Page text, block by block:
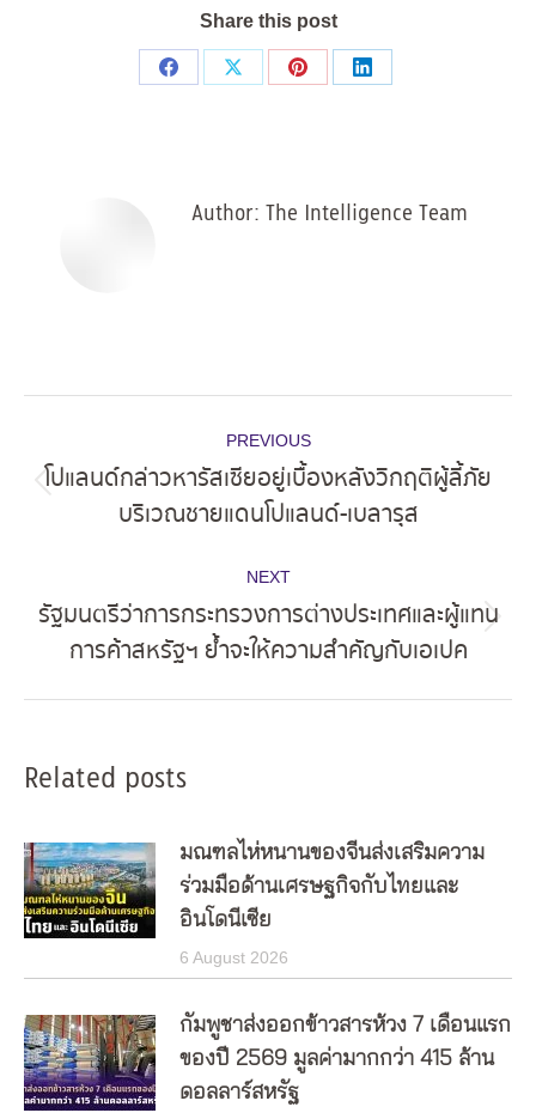
Share this post
Share
Share
Share
Share
Author: The Intelligence Team
navigation
PREVIOUS
Previous
post:
โปแลนด์กล่าวหารัสเซียอยู่เบื้องหลังวิกฤติผู้ลี้ภัย
บริเวณชายแดนโปแลนด์-เบลารุส
NEXT
post:
รัฐมนตรีว่าการกระทรวงการต่างประเทศและผู้แทน
การค้าสหรัฐฯ ย้ำจะให้ความสำคัญกับเอเปค
Related posts
มณฑลไห่หนานของจีนส่งเสริมความ
ร่วมมือด้านเศรษฐกิจกับไทยและ
อินโดนีเซีย
6 August 2026
กัมพูชาส่งออกข้าวสารห้วง 7 เดือนแรก
ของปี 2569 มูลค่ามากกว่า 415 ล้าน
ดอลลาร์สหรัฐ